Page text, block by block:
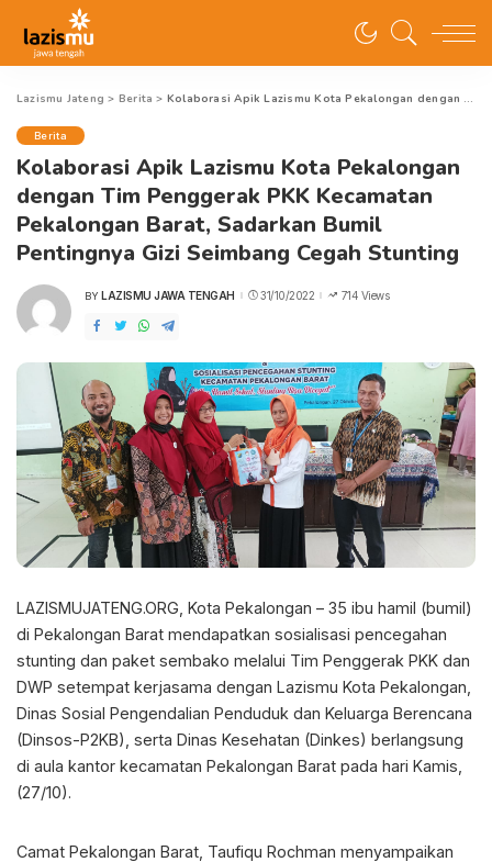
Lazismu Jateng > Berita > Kolaborasi Apik Lazismu Kota Pekalongan dengan Tim Penggerak PKK Kecamatan Pekalongan Barat, Sadarkan Bumil Pentingnya Gizi Seimbang Cegah Stunting
Berita
Kolaborasi Apik Lazismu Kota Pekalongan
dengan Tim Penggerak PKK Kecamatan
Pekalongan Barat, Sadarkan Bumil
Pentingnya Gizi Seimbang Cegah Stunting
POSTED
BY LAZISMU JAWA TENGAH 31/10/2022 714 Views
LAZISMUJATENG.ORG, Kota Pekalongan – 35 ibu hamil (bumil)
di Pekalongan Barat mendapatkan sosialisasi pencegahan
stunting dan paket sembako melalui Tim Penggerak PKK dan
DWP setempat kerjasama dengan Lazismu Kota Pekalongan,
Dinas Sosial Pengendalian Penduduk dan Keluarga Berencana
(Dinsos-P2KB), serta Dinas Kesehatan (Dinkes) berlangsung
di aula kantor kecamatan Pekalongan Barat pada hari Kamis,
(27/10).
Camat Pekalongan Barat, Taufiqu Rochman menyampaikan